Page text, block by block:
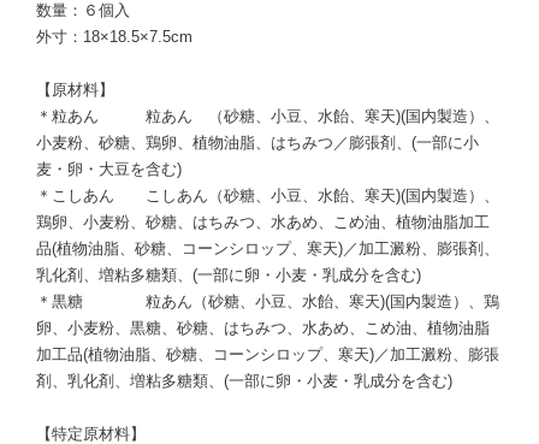
数量：６個入
外寸：18×18.5×7.5cm
【原材料】
＊粒あん 粒あん （砂糖、小豆、水飴、寒天)(国内製造）、
小麦粉、砂糖、鶏卵、植物油脂、はちみつ／膨張剤、(一部に小
麦・卵・大豆を含む)
＊こしあん こしあん（砂糖、小豆、水飴、寒天)(国内製造）、
鶏卵、小麦粉、砂糖、はちみつ、水あめ、こめ油、植物油脂加工
品(植物油脂、砂糖、コーンシロップ、寒天)／加工澱粉、膨張剤、
乳化剤、増粘多糖類、(一部に卵・小麦・乳成分を含む)
＊黒糖 粒あん（砂糖、小豆、水飴、寒天)(国内製造）、鶏
卵、小麦粉、黒糖、砂糖、はちみつ、水あめ、こめ油、植物油脂
加工品(植物油脂、砂糖、コーンシロップ、寒天)／加工澱粉、膨張
剤、乳化剤、増粘多糖類、(一部に卵・小麦・乳成分を含む)
【特定原材料】